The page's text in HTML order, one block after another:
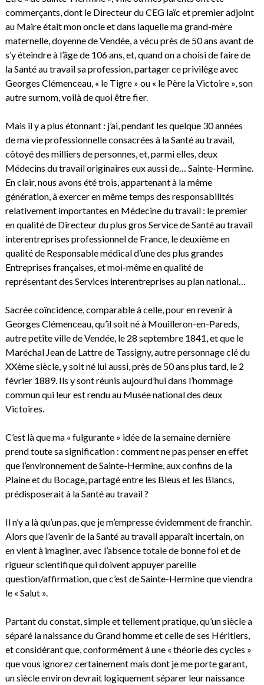
commerçants, dont le Directeur du CEG laïc et premier adjoint
au Maire était mon oncle et dans laquelle ma grand-mère
maternelle, doyenne de Vendée, a vécu près de 50 ans avant de
s’y éteindre à l’âge de 106 ans, et, quand on a choisi de faire de
la Santé au travail sa profession, partager ce privilège avec
Georges Clémenceau, « le Tigre » ou « le Père la Victoire », son
autre surnom, voilà de quoi être fier.
Mais il y a plus étonnant : j’ai, pendant les quelque 30 années
de ma vie professionnelle consacrées à la Santé au travail,
côtoyé des milliers de personnes, et, parmi elles, deux
Médecins du travail originaires eux aussi de… Sainte-Hermine.
En clair, nous avons été trois, appartenant à la même
génération, à exercer en même temps des responsabilités
relativement importantes en Médecine du travail : le premier
en qualité de Directeur du plus gros Service de Santé au travail
interentreprises professionnel de France, le deuxième en
qualité de Responsable médical d’une des plus grandes
Entreprises françaises, et moi-même en qualité de
représentant des Services interentreprises au plan national…
Sacrée coïncidence, comparable à celle, pour en revenir à
Georges Clémenceau, qu’il soit né à Mouilleron-en-Pareds,
autre petite ville de Vendée, le 28 septembre 1841, et que le
Maréchal Jean de Lattre de Tassigny, autre personnage clé du
XXème siècle, y soit né lui aussi, près de 50 ans plus tard, le 2
février 1889. Ils y sont réunis aujourd’hui dans l’hommage
commun qui leur est rendu au Musée national des deux
Victoires.
C’est là que ma « fulgurante » idée de la semaine dernière
prend toute sa signification : comment ne pas penser en effet
que l’environnement de Sainte-Hermine, aux confins de la
Plaine et du Bocage, partagé entre les Bleus et les Blancs,
prédisposerait à la Santé au travail ?
Il n’y a là qu’un pas, que je m’empresse évidemment de franchir.
Alors que l’avenir de la Santé au travail apparaît incertain, on
en vient à imaginer, avec l’absence totale de bonne foi et de
rigueur scientifique qui doivent appuyer pareille
question/affirmation, que c’est de Sainte-Hermine que viendra
le « Salut ».
Partant du constat, simple et tellement pratique, qu’un siècle a
séparé la naissance du Grand homme et celle de ses Héritiers,
et considérant que, conformément à une « théorie des cycles »
que vous ignorez certainement mais dont je me porte garant,
un siècle environ devrait logiquement séparer leur naissance